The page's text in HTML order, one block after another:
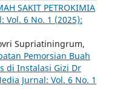
SAKIT PETROKIMIA
Vol. 6 No. 1 (2025):
Supriatiningrum,
Pemorsian Buah
di Instalasi Gizi Dr
Jurnal: Vol. 6 No. 1